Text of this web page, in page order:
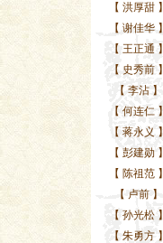
【 洪厚甜】
【 谢佳华】
【 王正通 】
【 史秀前】
【 李沾】
【 何连仁】
【 蒋永义 】
【 彭建勋】
【 陈祖范】
【 卢前】
【 孙光松】
【 朱勇方】